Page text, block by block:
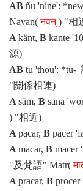
AB ñu 'nine': *
Navan(नवन्) "相
A känt, B kante
源)
AB tu 'thou': *tu-
"關係相連)
A säm, B sana
) "相近)
A pacar, B pacer
A macar, B macer
"及梵語" Matr(
A pracar, B procer